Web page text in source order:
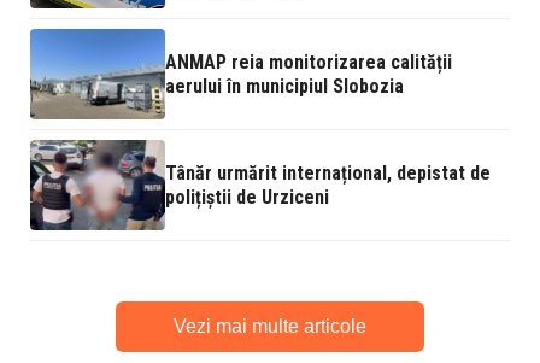
ANMAP reia monitorizarea calității
aerului în municipiul Slobozia
Tânăr urmărit internațional, depistat de
polițiștii de Urziceni
Vezi mai multe articole